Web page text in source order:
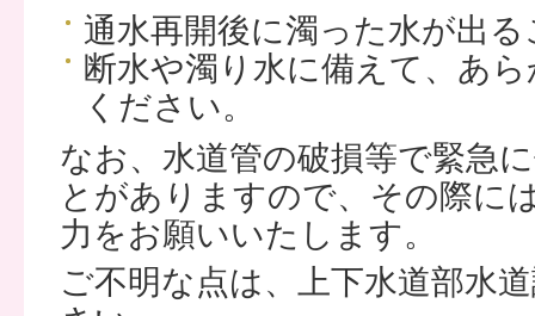
通水再開後に濁った水が出
断水や濁り水に備えて、あ
ください。
なお、水道管の破損等で緊急
とがありますので、その際に
力をお願いいたします。
ご不明な点は、上下水道部水